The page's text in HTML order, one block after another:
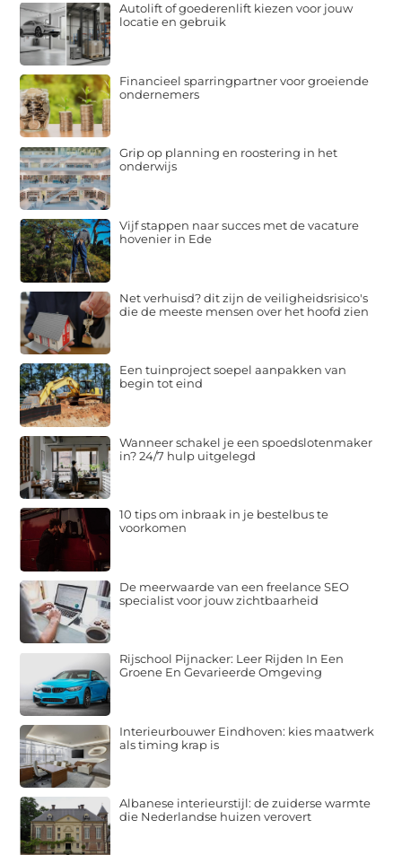
Autolift of goederenlift kiezen voor jouw
locatie en gebruik
Financieel sparringpartner voor groeiende
ondernemers
Grip op planning en roostering in het
onderwijs
Vijf stappen naar succes met de vacature
hovenier in Ede
Net verhuisd? dit zijn de veiligheidsrisico's
die de meeste mensen over het hoofd zien
Een tuinproject soepel aanpakken van
begin tot eind
Wanneer schakel je een spoedslotenmaker
in? 24/7 hulp uitgelegd
10 tips om inbraak in je bestelbus te
voorkomen
De meerwaarde van een freelance SEO
specialist voor jouw zichtbaarheid
Rijschool Pijnacker: Leer Rijden In Een
Groene En Gevarieerde Omgeving
Interieurbouwer Eindhoven: kies maatwerk
als timing krap is
Albanese interieurstijl: de zuiderse warmte
die Nederlandse huizen verovert